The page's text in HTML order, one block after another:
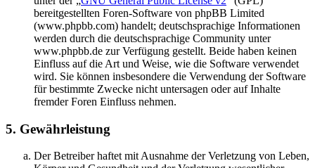
bereitgestellten Foren-Software von phpBB Limited
(www.phpbb.com) handelt; deutschsprachige Informationen
werden durch die deutschsprachige Community unter
www.phpbb.de zur Verfügung gestellt. Beide haben keinen
Einfluss auf die Art und Weise, wie die Software verwendet
wird. Sie können insbesondere die Verwendung der Software
für bestimmte Zwecke nicht untersagen oder auf Inhalte
fremder Foren Einfluss nehmen.
5. Gewährleistung
Der Betreiber haftet mit Ausnahme der Verletzung von Leben,